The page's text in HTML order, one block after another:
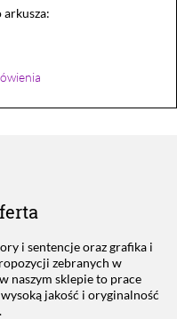
arkusza:
i sentencje oraz grafika i
zebranych w
naszym sklepie to prace
jakość i oryginalność